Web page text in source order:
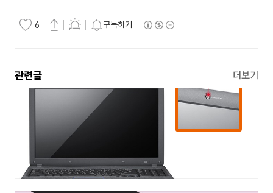
6 구독하기
관련글 더보기